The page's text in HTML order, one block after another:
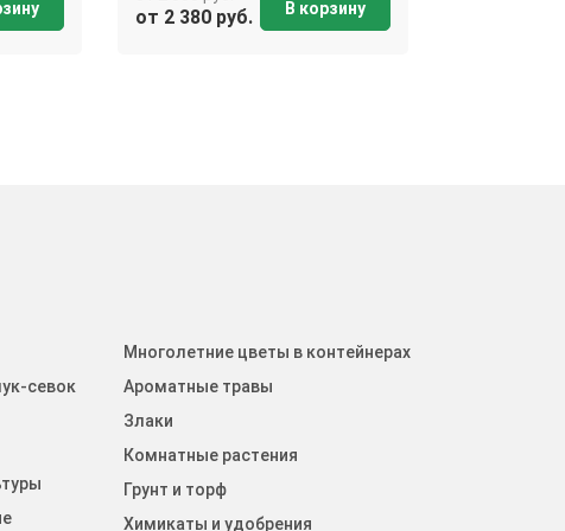
от 2 380 руб. В корзину
севок
Многолетние цветы в контейнерах
Ароматные травы
Злаки
Комнатные растения
Грунт и торф
Химикаты и удобрения